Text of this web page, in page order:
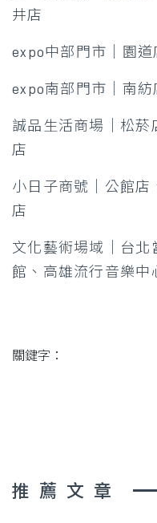
井店​
expo中部門市｜園
expo南部門市｜南紡
誠品生活商場｜松菸
店​
小日子商號｜公館店
店​
文化藝術場域｜台北
館、高雄流行音樂中
關鍵字：
推薦文章